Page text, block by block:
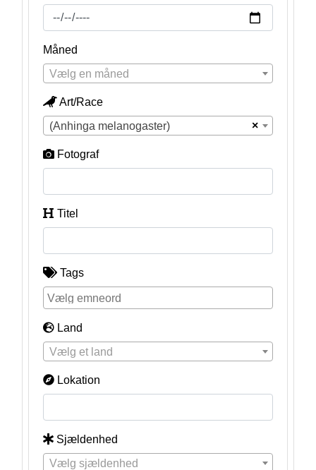
Måned
Vælg en måned
Art/Race
×
(Anhinga melanogaster)
Fotograf
Titel
Tags
Land
Vælg et land
Lokation
Sjældenhed
Vælg sjældenhed